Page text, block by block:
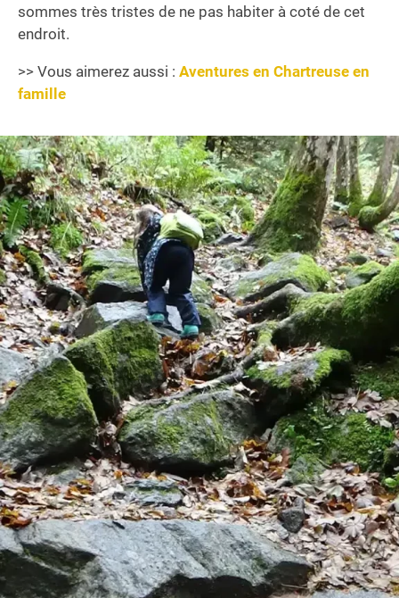
sommes très tristes de ne pas habiter à coté de cet
endroit.
>> Vous aimerez aussi : Aventures en Chartreuse en
famille